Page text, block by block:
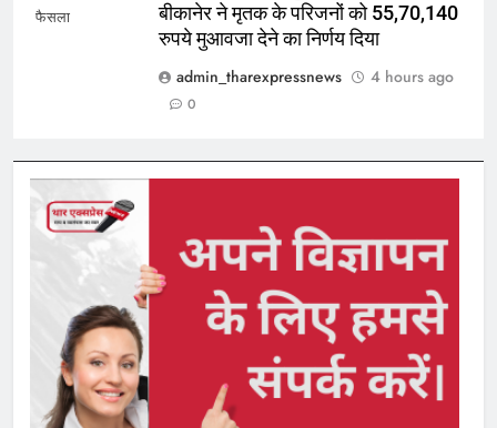
फैसला
बीकानेर ने मृतक के परिजनों को 55,70,140
रुपये मुआवजा देने का निर्णय दिया
admin_tharexpressnews
4 hours ago
0